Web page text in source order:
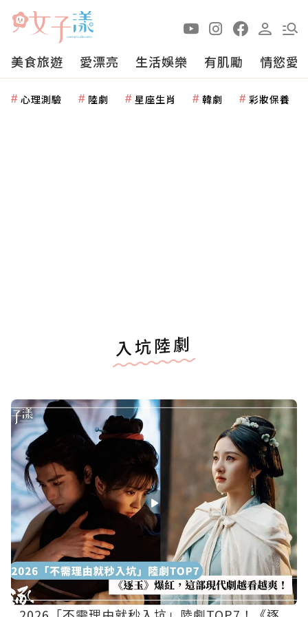
美食旅遊 愛漂亮 生活娛樂 有肌勵 情慾愛
心理測驗 陸劇 星座生肖 韓劇 彩妝保養
入坑陸劇